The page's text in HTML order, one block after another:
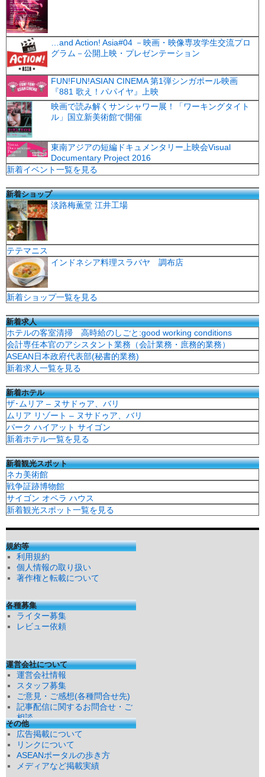
…and Action! Asia#04 －映画・映像専攻学生交流プロ
グラム－公開上映・プレゼンテーション
FUN!FUN!ASIAN CINEMA 第1弾シンガポール映画
『881 歌え！パパイヤ』上映
映画で読み解くサンシャワー展！「ワーキングタイト
ル」国立新美術館で開催
東南アジアの短編ドキュメンタリー上映会Visual
Documentary Project 2016
新着イベント一覧を見る
新着ショップ
淡路梅薫堂 江井工場
テテマニス
インドネシア料理スラバヤ 調布店
新着ショップ一覧を見る
新着求人
ホテルの客室清掃 高時給のしごと:good working conditions
会計専任本官のアシスタント業務（会計業務・庶務的業務）
ASEAN日本政府代表部(秘書的業務)
新着求人一覧を見る
新着ホテル
ザ･ムリア – ヌサドゥア、バリ
ムリア リゾート – ヌサドゥア、バリ
パーク ハイアット サイゴン
新着ホテル一覧を見る
新着観光スポット
ネカ美術館
戦争証跡博物館
サイゴン オペラ ハウス
新着観光スポット一覧を見る
規約等
利用規約
個人情報の取り扱い
著作権と転載について
各種募集
ライター募集
レビュー依頼
運営会社について
運営会社情報
スタッフ募集
ご意見・ご感想(各種問合せ先)
記事配信に関するお問合せ・ご
相談
その他
広告掲載について
リンクについて
ASEANポータルの歩き方
メディアなど掲載実績